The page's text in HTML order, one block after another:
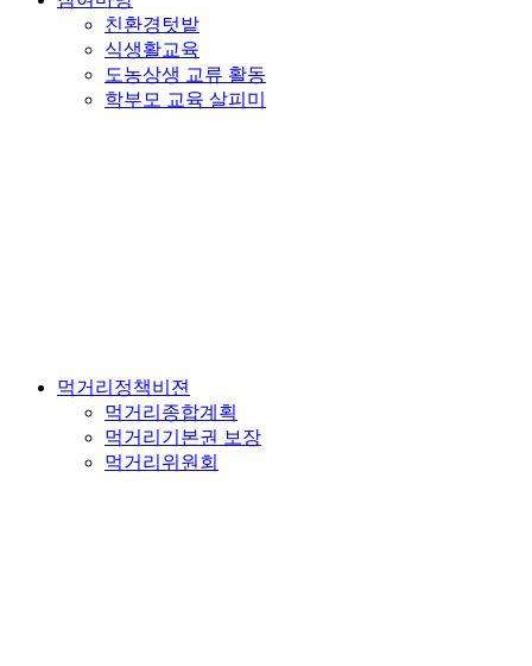
친환경텃밭
식생활교육
도농상생 교류 활동
학부모 교육 살피미
먹거리정책비젼
먹거리종합계획
먹거리기본권 보장
먹거리위원회